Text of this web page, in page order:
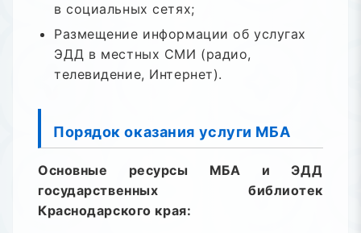
в социальных сетях;
Размещение информации об услугах
ЭДД в местных СМИ (радио,
телевидение, Интернет).
Порядок оказания услуги МБА
Основные ресурсы МБА и ЭДД
государственных библиотек
Краснодарского края: